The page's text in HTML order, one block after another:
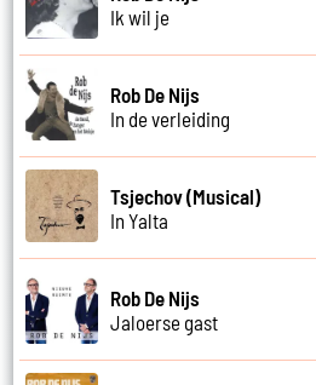
Ik wil je
Rob De Nijs
In de verleiding
Tsjechov (Musical)
In Yalta
Rob De Nijs
Jaloerse gast